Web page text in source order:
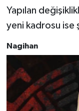
Yapılan
yeni kadrosu ise
Nagihan